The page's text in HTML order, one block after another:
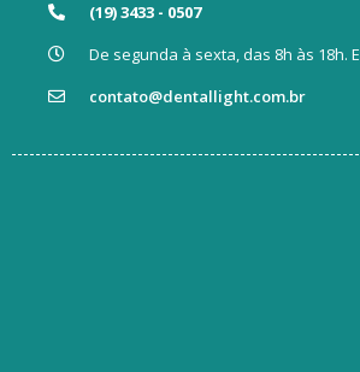
(19) 3433 - 0507
De segunda à sexta, das 8h às 18h.
contato@dentallight.com.br